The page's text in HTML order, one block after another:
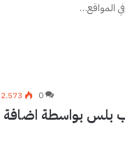
0 2٬573
بلس بواسطة اضافة